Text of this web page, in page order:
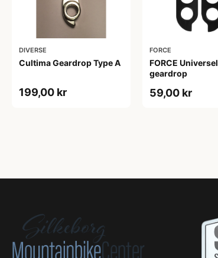
DIVERSE
Cultima Geardrop Type A
199,00 kr
FORCE
FORCE Universel
geardrop
59,00 kr